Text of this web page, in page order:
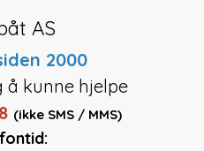
AS
2000
kunne hjelpe
(ikke SMS / MMS)